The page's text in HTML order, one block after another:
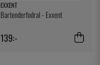
EXXENT
Bartenderfodral - Exxent
139:-